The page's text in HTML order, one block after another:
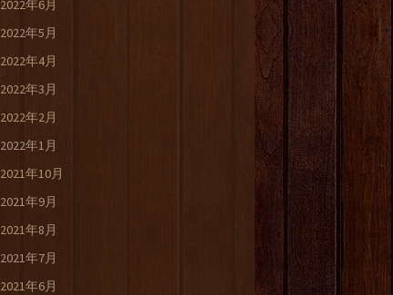
2022年6月
2022年5月
2022年4月
2022年3月
2022年2月
2022年1月
2021年10月
2021年9月
2021年8月
2021年7月
2021年6月